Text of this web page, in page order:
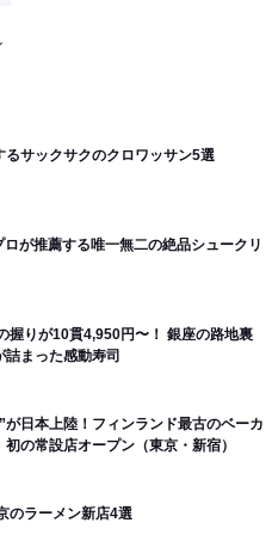
るサックサクのクロワッサン5選
が推薦する唯一無二の絶品シュークリ
握りが10貫4,950円〜！ 銀座の路地裏
まった感動寿司
が日本上陸！フィンランド最古のベーカ
の常設店オープン（東京・新宿）
のラーメン新店4選